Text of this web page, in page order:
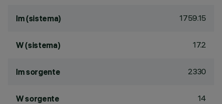
lm (sistema) 1759.15
W (sistema) 17.2
lm sorgente 2330
W sorgente 14